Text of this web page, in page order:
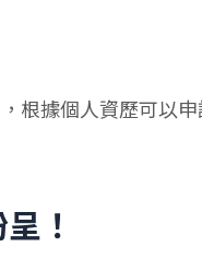
根據個人資歷可以
！